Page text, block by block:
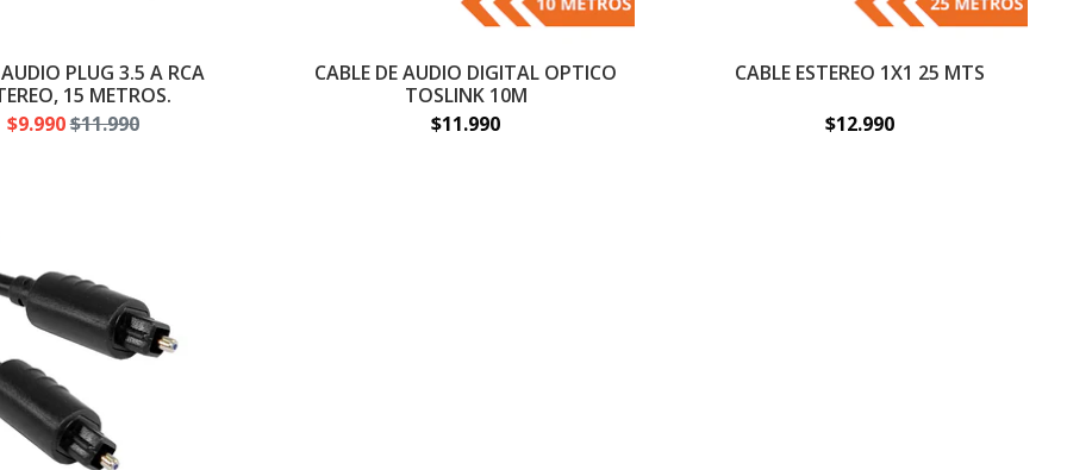
PLUG 3.5 A RCA
15 METROS.
$9.990$11.990
CABLE DE AUDIO DIGITAL OPTICO
TOSLINK 10M
$11.990
CABLE ESTEREO 1X1 25 MTS
$12.990